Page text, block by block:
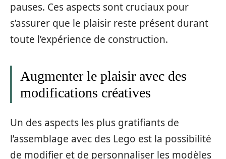
pauses. Ces aspects sont cruciaux pour
s’assurer que le plaisir reste présent durant
toute l’expérience de construction.
Augmenter le plaisir avec des
modifications créatives
Un des aspects les plus gratifiants de
l’assemblage avec des Lego est la possibilité
de modifier et de personnaliser les modèles